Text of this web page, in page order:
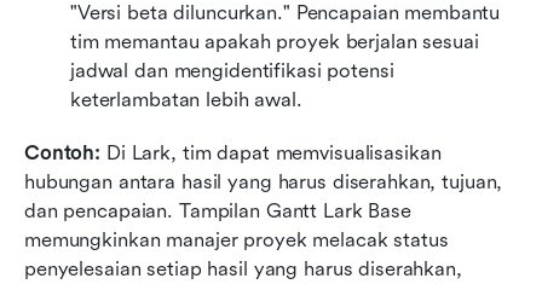
"Versi beta diluncurkan." Pencapaian membantu
tim memantau apakah proyek berjalan sesuai
jadwal dan mengidentifikasi potensi
keterlambatan lebih awal.
Contoh: Di Lark, tim dapat memvisualisasikan
hubungan antara hasil yang harus diserahkan, tujuan,
dan pencapaian. Tampilan Gantt Lark Base
memungkinkan manajer proyek melacak status
penyelesaian setiap hasil yang harus diserahkan,